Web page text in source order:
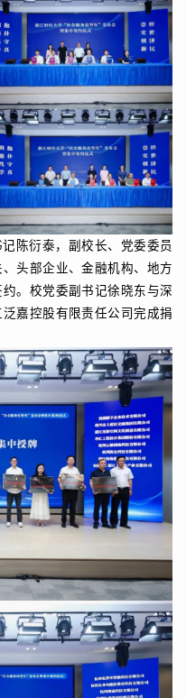
陈衍泰，副校长、党委委员
头部企业、金融机构、地方
。校党委副书记徐晓东与深
嘉控股有限责任公司完成捐